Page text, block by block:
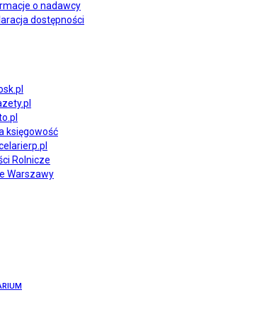
o nadawcy
dostępności
księgowość
Rolnicze
Warszawy